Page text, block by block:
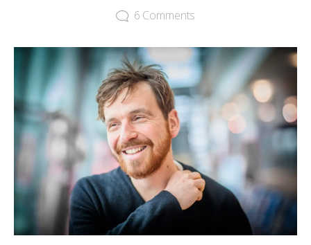
6 Comments